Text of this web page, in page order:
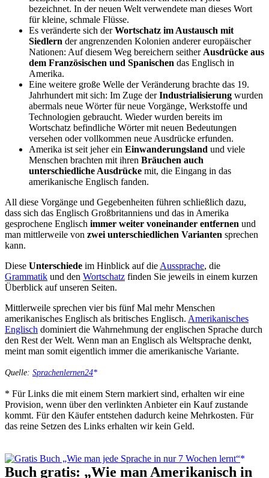
bezeichnet. In der neuen Welt verwendete man dieses Wort
für kleine, schmale Flüsse.
Es veränderte sich derWortschatz im Austausch mit
Siedlern der angrenzenden Kolonien anderer europäischer
Nationen: Auf diesem Weg bereichern seither Ausdrücke aus
dem Französischen und Spanischen das Englisch in
Amerika.
Eine weitere große Welle der Veränderung brachte das 19.
Jahrhundert mit sich: Im Zuge derIndustrialisierung wurden
abermals neue Wörter für neue Vorgänge, Werkstoffe und
Technologien gebraucht. Wieder wurden bereits im
Wortschatz befindliche Wörter mit neuen Bedeutungen
versehen oder vollkommen neue Ausdrücke erfunden.
Amerika ist seit jeher ein Einwanderungsland und viele
Menschen brachten mit ihren Bräuchen auch
unterschiedliche Ausdrücke mit, die Eingang in das
amerikanische Englisch fanden.
All diese Vorgänge und Gegebenheiten führen schließlich dazu,
dass sich das Englisch Großbritanniens und das in Amerika
gesprochene Englisch immer weiter voneinander entfernen und
man mittlerweile von zwei unterschiedlichen Varianten sprechen
kann.
Diese Unterschiede im Hinblick auf die Aussprache, die
Grammatik und den Wortschatz finden Sie jeweils in einem kurzen
Überblick auf unseren Seiten.
Mittlerweile sprechen vier bis fünf Mal mehr Menschen
amerikanisches Englisch als britisches Englisch. Amerikanisches
Englisch dominiert die Wahrnehmung der englischen Sprache durch
den Rest der Welt. Wenn man an Englisch als Weltsprache denkt,
meint man somit eigentlich immer die amerikanische Variante.
Quelle: Sprachenlernen24
* Für Links die mit einem Stern markiert sind, erhalten wir eine
Provision, wenn über den verlinkten Anbieter ein Kauf zustande
kommt. Für den Käufer entstehen dadurch keine Mehrkosten. Für
das reine Setzen des Links erhalten wir kein Geld.
Buch gratis: „Wie man Amerikanisch in